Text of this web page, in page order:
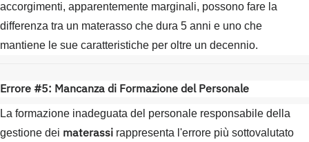
accorgimenti, apparentemente marginali, possono fare la
differenza tra un materasso che dura 5 anni e uno che
mantiene le sue caratteristiche per oltre un decennio.
Errore #5: Mancanza di Formazione del Personale
La formazione inadeguata del personale responsabile della
gestione dei materassi rappresenta l'errore più sottovalutato